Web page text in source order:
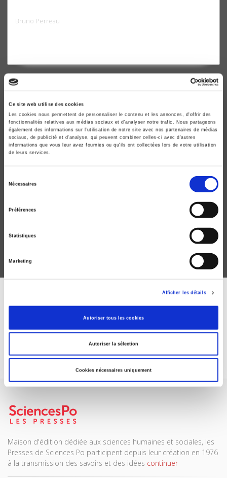
Ce site web utilise des cookies
Les cookies nous permettent de personnaliser le contenu et les annonces, d'offrir des
fonctionnalités relatives aux médias sociaux et d'analyser notre trafic. Nous partageons
également des informations sur l'utilisation de notre site avec nos partenaires de médias
sociaux, de publicité et d'analyse, qui peuvent combiner celles-ci avec d'autres
informations que vous leur avez fournies ou qu'ils ont collectées lors de votre utilisation
de leurs services.
Nécessaires
Préférences
Statistiques
Marketing
Afficher les détails
Autoriser tous les cookies
Autoriser la sélection
Cookies nécessaires uniquement
Bruno Perreau
ABONNEZ-VOUS À NOS
REVUES
Je m’abonne
Maison d'édition dédiée aux sciences humaines et sociales, les
Presses de Sciences Po participent depuis leur création en 1976
à la transmission des savoirs et des idées continuer